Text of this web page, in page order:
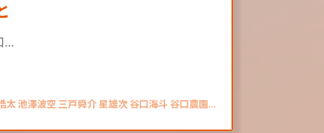
…
太 池澤波空 三戸舜介 星雄次 谷口海斗 谷口農園…